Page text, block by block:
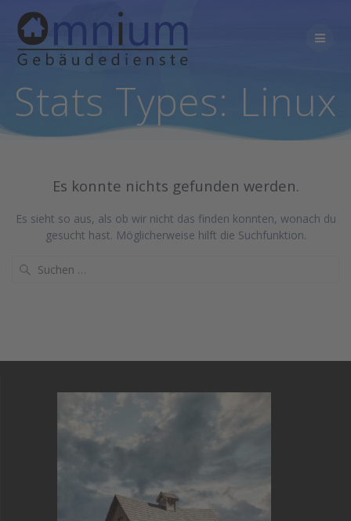
Inhalt
Stats Types: Linux
Es konnte nichts gefunden werden.
Es sieht so aus, als ob wir nicht das finden konnten, wonach du
gesucht hast. Möglicherweise hilft die Suchfunktion.